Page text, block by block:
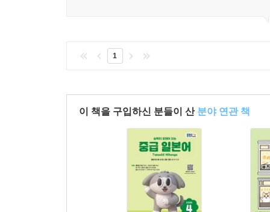
1
이 책을 구입하신 분들이 산 분야 연관 책